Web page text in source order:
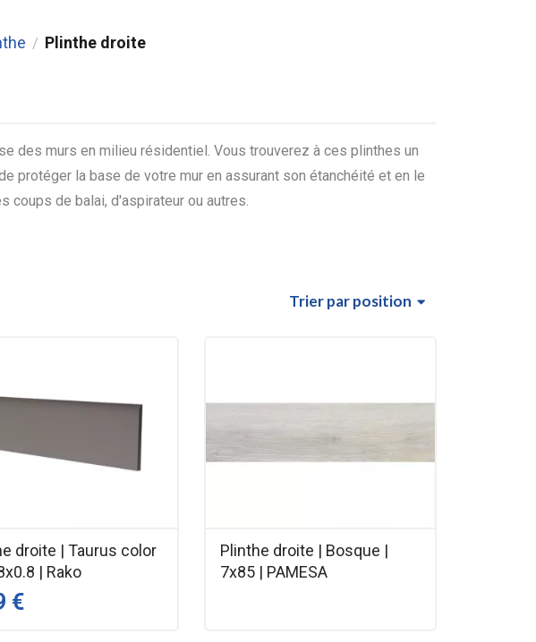
/ Plinthe droite
des murs en milieu résidentiel. Vous trouverez à ces plinthes un
protéger la base de votre mur en assurant son étanchéité et en le
coups de balai, d'aspirateur ou autres.
Trierpar position
droite | Taurus color
| Rako
€
Plinthe droite | Bosque |
7x85 | PAMESA